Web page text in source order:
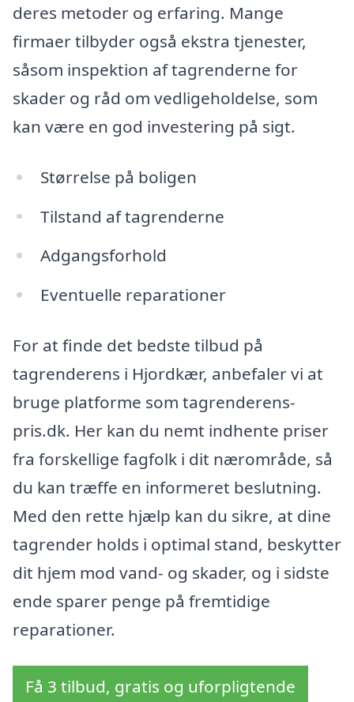
deres metoder og erfaring. Mange
firmaer tilbyder også ekstra tjenester,
såsom inspektion af tagrenderne for
skader og råd om vedligeholdelse, som
kan være en god investering på sigt.
Størrelse på boligen
Tilstand af tagrenderne
Adgangsforhold
Eventuelle reparationer
For at finde det bedste tilbud på
tagrenderens i Hjordkær, anbefaler vi at
bruge platforme som tagrenderens-
pris.dk. Her kan du nemt indhente priser
fra forskellige fagfolk i dit nærområde, så
du kan træffe en informeret beslutning.
Med den rette hjælp kan du sikre, at dine
tagrender holds i optimal stand, beskytter
dit hjem mod vand- og skader, og i sidste
ende sparer penge på fremtidige
reparationer.
Få 3 tilbud, gratis og uforpligtende